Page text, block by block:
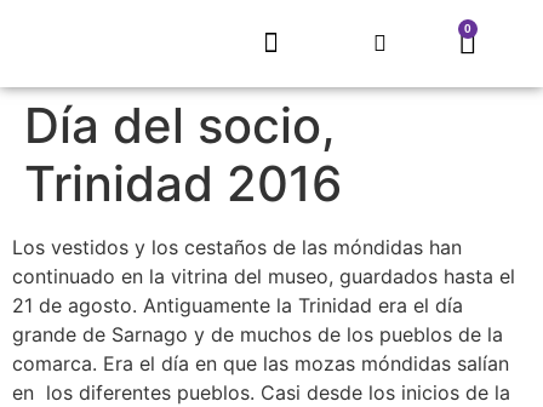
0
Día del socio,
Trinidad 2016
Los vestidos y los cestaños de las móndidas han
continuado en la vitrina del museo, guardados hasta el
21 de agosto. Antiguamente la Trinidad era el día
grande de Sarnago y de muchos de los pueblos de la
comarca. Era el día en que las mozas móndidas salían
en los diferentes pueblos. Casi desde los inicios de la